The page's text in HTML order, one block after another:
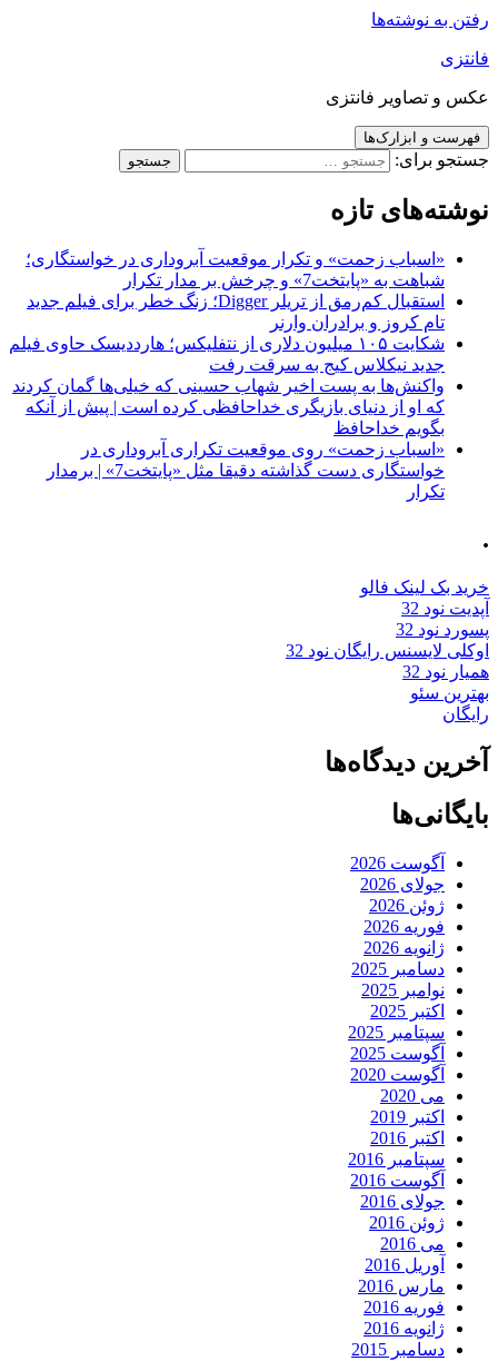
رفتن به نوشته‌ها
فانتزی
عکس و تصاویر فانتزی
فهرست و ابزارک‌ها
جستجو برای:
نوشته‌های تازه
«اسباب زحمت» و تکرار موقعیت آبروداری در خواستگاری؛
شباهت به «پایتخت7» و چرخش بر مدار تکرار
استقبال کم‌رمق از تریلر Digger؛ زنگ خطر برای فیلم جدید
تام کروز و برادران وارنر
شکایت ۱۰۵ میلیون دلاری از نتفلیکس؛ هارددیسک حاوی فیلم
جدید نیکلاس کیج به سرقت رفت
واکنش‌ها به پست اخیر شهاب حسینی که خیلی‌ها گمان کردند
که او از دنیای بازیگری خداحافظی کرده است | پیش از آنکه
بگویم خداحافظ
«اسباب زحمت» روی موقعیت تکراری آبروداری در
خواستگاری دست گذاشته دقیقا مثل «پایتخت7» | برمدار
تکرار
.
خرید بک لینک فالو
آپدیت نود 32
پسورد نود 32
اوکلی لایسنس رایگان نود 32
همیار نود 32
بهترین سئو
رایگان
آخرین دیدگاه‌ها
بایگانی‌ها
آگوست 2026
جولای 2026
ژوئن 2026
فوریه 2026
ژانویه 2026
دسامبر 2025
نوامبر 2025
اکتبر 2025
سپتامبر 2025
آگوست 2025
آگوست 2020
می 2020
اکتبر 2019
اکتبر 2016
سپتامبر 2016
آگوست 2016
جولای 2016
ژوئن 2016
می 2016
آوریل 2016
مارس 2016
فوریه 2016
ژانویه 2016
دسامبر 2015